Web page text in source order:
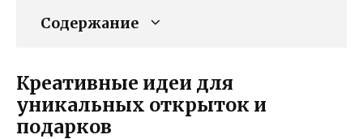
Содержание
Креативные идеи для
уникальных открыток и
подарков